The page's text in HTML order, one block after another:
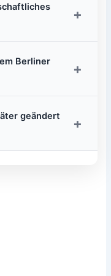
+
Berliner
+
geändert
+